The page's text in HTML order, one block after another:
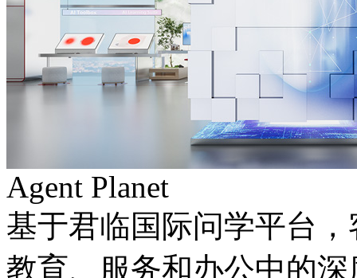
Agent Planet
基于君临国际问学平台
教育、服务和办公中的